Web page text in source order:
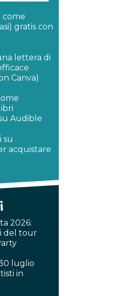
come
gratis con
lettera di
Canva)
Audible
su
acquistare
2026:
del tour
luglio
in